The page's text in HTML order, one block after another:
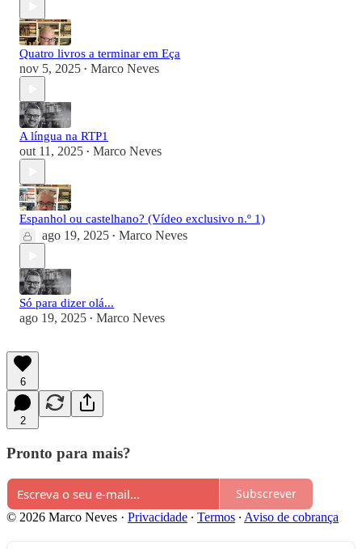
Quatro livros a terminar em Eça
nov 5, 2025 • Marco Neves
A língua na RTP1
out 11, 2025 • Marco Neves
Espanhol ou castelhano? (Vídeo exclusivo n.º 1)
ago 19, 2025 • Marco Neves
Só para dizer olá...
ago 19, 2025 • Marco Neves
6
2
Pronto para mais?
Subscrever
© 2026 Marco Neves · Privacidade ∙ Termos ∙ Aviso de cobrança